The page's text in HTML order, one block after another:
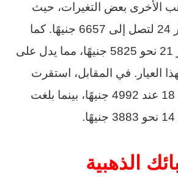
الأخرى بعض التغيرات، حيث
ارتفعت أسعار عيار 24 لتصل إلى 6657 جنيهًا. كما
سجلت أسعار عيار 21 نحو 5825 جنيهًا، مما يدل على
العيار. في المقابل، استقرت
أسعار عيار الذهب 18 عند 4992 جنيهًا، بينما بلغت
الذهبية